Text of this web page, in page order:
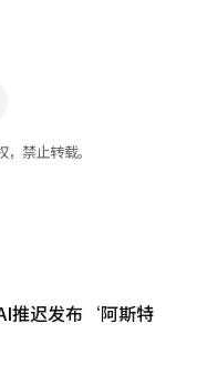
禁止转载。
推迟发布‘阿斯特